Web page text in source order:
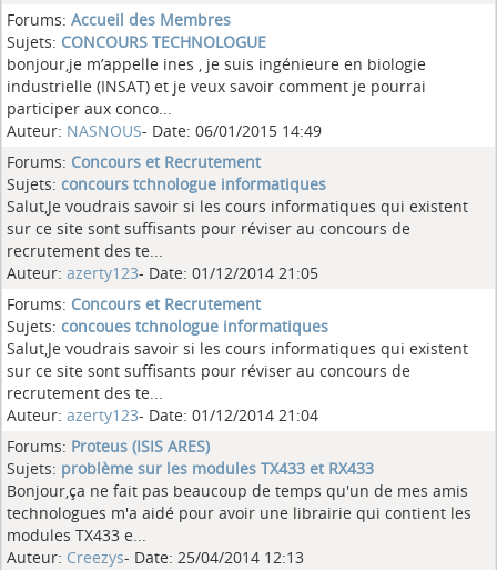
Forums: Accueil des Membres
Sujets: CONCOURS TECHNOLOGUE
bonjour,je m’appelle ines , je suis ingénieure en biologie
industrielle (INSAT) et je veux savoir comment je pourrai
participer aux conco...
Auteur: NASNOUS- Date: 06/01/2015 14:49
Forums: Concours et Recrutement
Sujets: concours tchnologue informatiques
Salut,Je voudrais savoir si les cours informatiques qui existent
sur ce site sont suffisants pour réviser au concours de
recrutement des te...
Auteur: azerty123- Date: 01/12/2014 21:05
Forums: Concours et Recrutement
Sujets: concoues tchnologue informatiques
Salut,Je voudrais savoir si les cours informatiques qui existent
sur ce site sont suffisants pour réviser au concours de
recrutement des te...
Auteur: azerty123- Date: 01/12/2014 21:04
Forums: Proteus (ISIS ARES)
Sujets: problème sur les modules TX433 et RX433
Bonjour,ça ne fait pas beaucoup de temps qu'un de mes amis
technologues m'a aidé pour avoir une librairie qui contient les
modules TX433 e...
Auteur: Creezys- Date: 25/04/2014 12:13